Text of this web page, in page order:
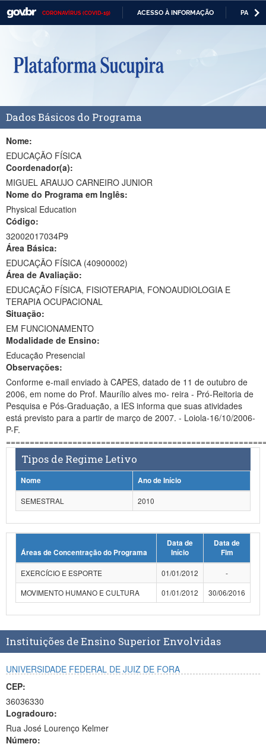
CORONAVÍRUS (COVID-19) ACESSO À INFORMAÇÃO
Casa Civil
Ministério da Defesa
Ministério da Economia
Ministério da Infraestrutura
Ministério da Agricultura, Pecuária e Abastecimento
Ministério da Educação
Ministério da Cidadania
Ministério da Saúde
Ministério de Minas e Energia
Ministério da Ciência, Tecnologia, Inovações e Comunicações
Ministério do Meio Ambiente
Ministério do Turismo
Ministério do Desenvolvimento Regional
Ministério da Mulher, da Família e dos Direitos Humanos
Secretaria-Geral
Secretaria de Governo
Gabinete de Segurança Institucional
Dados Básicos do Programa
Nome:
EDUCAÇÃO FÍSICA
Coordenador(a):
MIGUEL ARAUJO CARNEIRO JUNIOR
Nome do Programa em Inglês:
Physical Education
Código:
32002017034P9
Área Básica:
EDUCAÇÃO FÍSICA (40900002)
Área de Avaliação:
EDUCAÇÃO FÍSICA, FISIOTERAPIA, FONOAUDIOLOGIA E
TERAPIA OCUPACIONAL
Situação:
EM FUNCIONAMENTO
Modalidade de Ensino:
Educação Presencial
Observações:
Conforme e-mail enviado à CAPES, datado de 11 de outubro de
2006, em nome do Prof. Maurílio alves mo- reira - Pró-Reitoria de
Pesquisa e Pós-Graduação, a IES informa que suas atividades
está previsto para a partir de março de 2007. - Loiola-16/10/2006-
P-F.
Tipos de Regime Letivo
Nome
Ano de Início
SEMESTRAL
2010
Áreas de Concentração do Programa
Data de
Início
Data de
Fim
EXERCÍCIO E ESPORTE
01/01/2012
-
MOVIMENTO HUMANO E CULTURA
01/01/2012 30/06/2016
Instituições de Ensino Superior Envolvidas
UNIVERSIDADE FEDERAL DE JUIZ DE FORA
CEP:
36036330
Logradouro:
Rua José Lourenço Kelmer
Número: